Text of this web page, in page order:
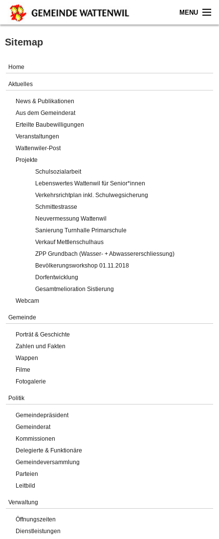
MENU
Home
Gemeinde
Verwaltung
Online-Service
Impressum
Sitemap
Home
Aktuelles
News & Publikationen
Aus dem Gemeinderat
Erteilte Baubewilligungen
Veranstaltungen
Wattenwiler-Post
Projekte
Schulsozialarbeit
Lebenswertes Wattenwil für Senior*innen
Verkehrsrichtplan inkl. Schulwegsicherung
Schmittestrasse
Neuvermessung Wattenwil
Sanierung Turnhalle Primarschule
Verkauf Mettlenschulhaus
ZPP Grundbach (Wasser- + Abwassererschliessung)
Bevölkerungsworkshop 01.11.2018
Dorfentwicklung
Gesamtmelioration Sistierung
Webcam
Gemeinde
Porträt & Geschichte
Zahlen und Fakten
Wappen
Filme
Fotogalerie
Politik
Gemeindepräsident
Gemeinderat
Kommissionen
Delegierte & Funktionäre
Gemeindeversammlung
Parteien
Leitbild
Verwaltung
Öffnungszeiten
Dienstleistungen